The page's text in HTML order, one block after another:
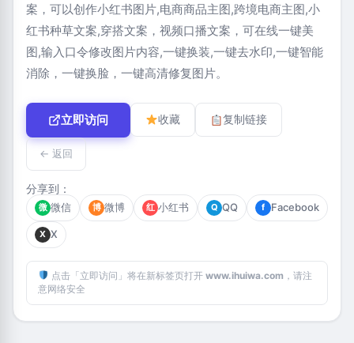
案，可以创作小红书图片,电商商品主图,跨境电商主图,小
红书种草文案,穿搭文案，视频口播文案，可在线一键美
图,输入口令修改图片内容,一键换装,一键去水印,一键智能
消除，一键换脸，一键高清修复图片。
立即访问 收藏 复制链接
← 返回
分享到：
微 微信 博 微博 红 小红书 Q QQ f Facebook
X X
点击「立即访问」将在新标签页打开 www.ihuiwa.com ，请注
意网络安全